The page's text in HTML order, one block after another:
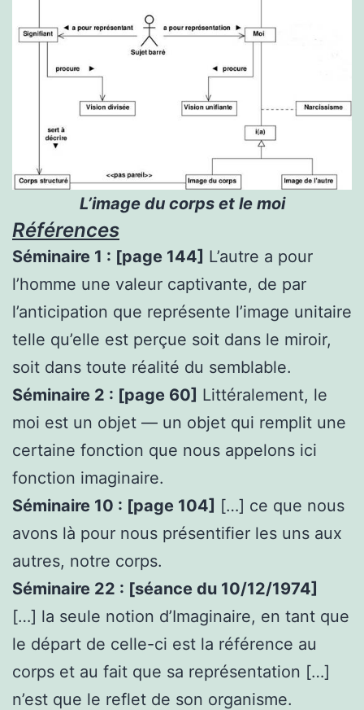
L’image du corps et le moi
Références
Séminaire 1 : [page 144] L’autre a pour
l’homme une valeur captivante, de par
l’anticipation que représente l’image unitaire
telle qu’elle est perçue soit dans le miroir,
soit dans toute réalité du semblable.
Séminaire 2 : [page 60] Littéralement, le
moi est un objet — un objet qui remplit une
certaine fonction que nous appelons ici
fonction imaginaire.
Séminaire 10 : [page 104] […] ce que nous
avons là pour nous présentifier les uns aux
autres, notre corps.
Séminaire 22 : [séance du 10/12/1974]
[…] la seule notion d’Imaginaire, en tant que
le départ de celle-ci est la référence au
corps et au fait que sa représentation […]
n’est que le reflet de son organisme.